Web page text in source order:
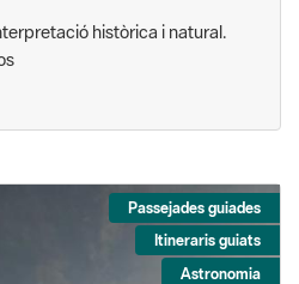
històrica i natural.
Passejades guiades
Itineraris guiats
Astronomia